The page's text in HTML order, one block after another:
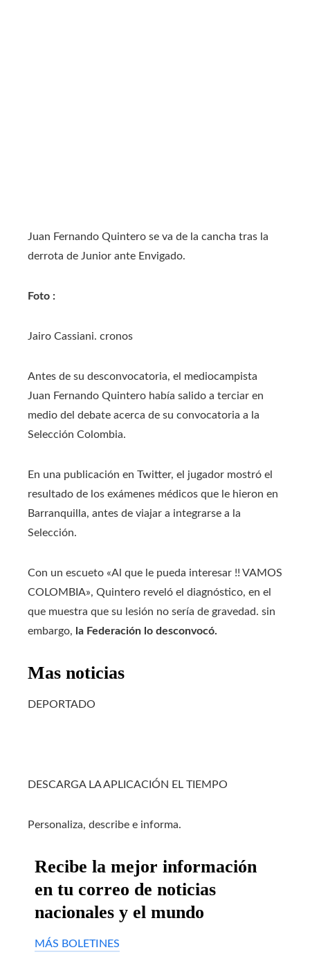
Juan Fernando Quintero se va de la cancha tras la
derrota de Junior ante Envigado.
Foto :
Jairo Cassiani. cronos
Antes de su desconvocatoria, el mediocampista
Juan Fernando Quintero había salido a terciar en
medio del debate acerca de su convocatoria a la
Selección Colombia.
En una publicación en Twitter, el jugador mostró el
resultado de los exámenes médicos que le hieron en
Barranquilla, antes de viajar a integrarse a la
Selección.
Con un escueto «Al que le pueda interesar !! VAMOS
COLOMBIA», Quintero reveló el diagnóstico, en el
que muestra que su lesión no sería de gravedad. sin
embargo, la Federación lo desconvocó.
Mas noticias
DEPORTADO
DESCARGA LA APLICACIÓN EL TIEMPO
Personaliza, describe e informa.
Recibe la mejor información
en tu correo de noticias
nacionales y el mundo
MÁS BOLETINES